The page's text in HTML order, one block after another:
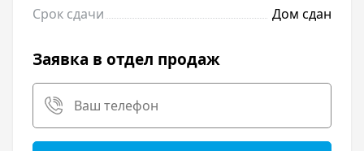
Срок сдачи
Дом сдан
Заявка в отдел продаж